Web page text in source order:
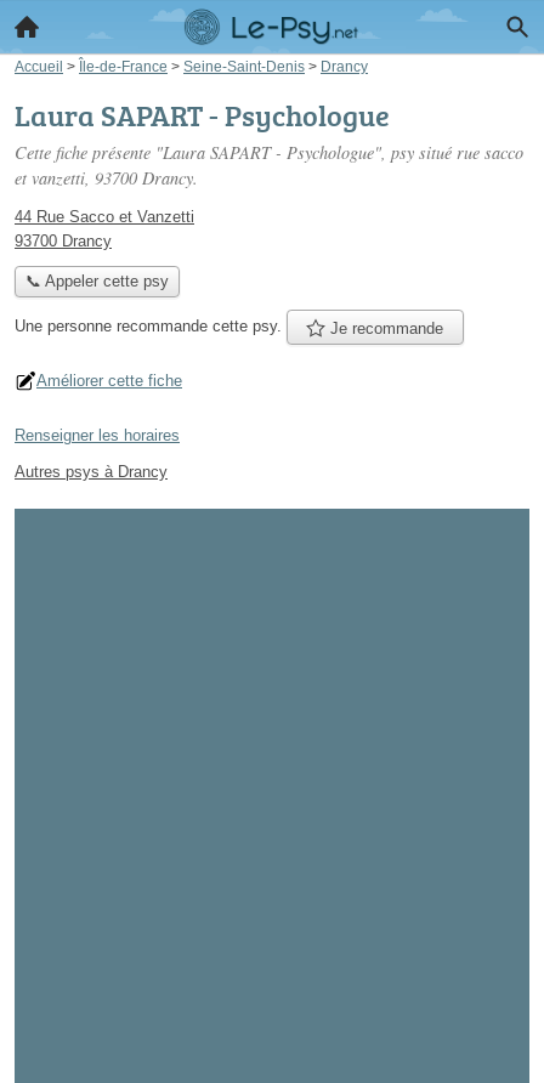
Accueil > Île-de-France > Seine-Saint-Denis > Drancy
Laura SAPART - Psychologue
Cette fiche présente "Laura SAPART - Psychologue", psy situé rue sacco
et vanzetti, 93700 Drancy.
44 Rue Sacco et Vanzetti
93700 Drancy
📞 Appeler cette psy
Une personne recommande cette psy. Je recommande
Améliorer cette fiche
Renseigner les horaires
Autres psys à Drancy